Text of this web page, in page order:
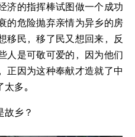
济的指挥棒试图做一个成功
的危险抛弃亲情为异乡的房
移民，移了民又想回来，反
人是可敬可爱的，因为他们
正因为这种奉献才造就了中
多。
故乡？